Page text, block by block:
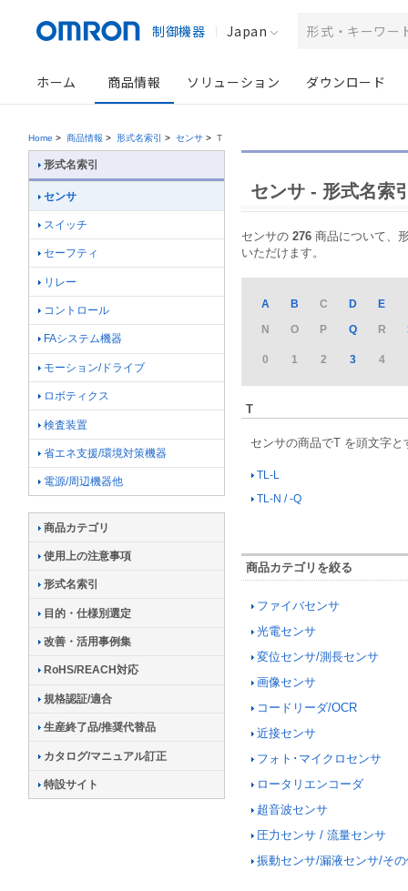
制御機器 Japan
ホーム 商品情報 ソリューション ダウンロード
Home > 商品情報 > 形式名索引 > センサ > T
センサ - 形式名索
センサの 276 商品について、
いただけます。
A B C D E
N
O P Q R
0 1 2 3 4
T
センサの商品でT を頭文字
TL-L
TL-N / -Q
商品カテゴリを絞る
ファイバセンサ
光電センサ
変位センサ/測長センサ
画像センサ
コードリーダ/OCR
近接センサ
フォト･マイクロセンサ
ロータリエンコーダ
超音波センサ
圧力センサ / 流量センサ
振動センサ/漏液センサ/そ
形式名索引
センサ
スイッチ
セーフティ
リレー
コントロール
FAシステム機器
モーション/ドライブ
ロボティクス
検査装置
省エネ支援/環境対策機器
電源/周辺機器他
商品カテゴリ
使用上の注意事項
形式名索引
目的・仕様別選定
改善・活用事例集
RoHS/REACH対応
規格認証/適合
生産終了品/推奨代替品
カタログ/マニュアル訂正
特設サイト